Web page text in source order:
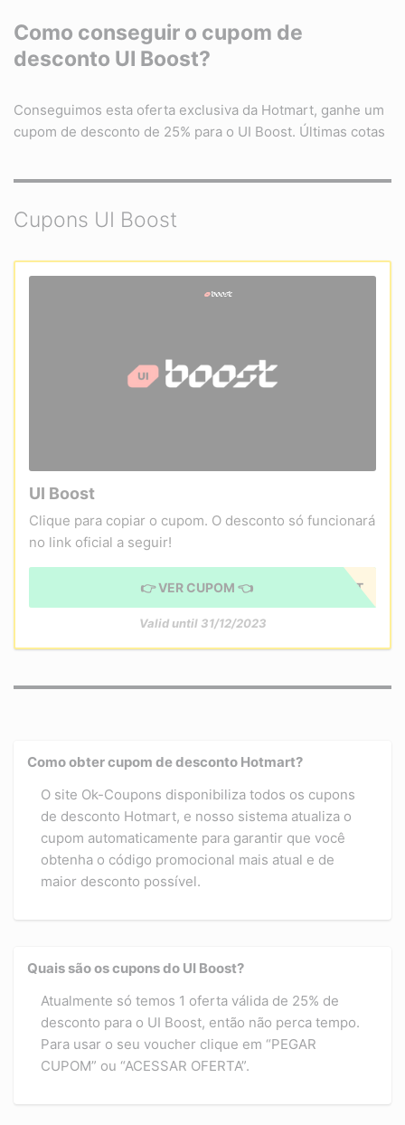
Como conseguir o cupom de
desconto UI Boost?
Conseguimos esta oferta exclusiva da Hotmart, ganhe um
cupom de desconto de 25% para o UI Boost. Últimas cotas
Cupons UI Boost
UI Boost
Clique para copiar o cupom. O desconto só funcionará
no link oficial a seguir!
5%BOOST
👉 VER CUPOM 👈
Valid until 31/12/2023
Como obter cupom de desconto Hotmart?
O site Ok-Coupons disponibiliza todos os cupons
de desconto Hotmart, e nosso sistema atualiza o
cupom automaticamente para garantir que você
obtenha o código promocional mais atual e de
maior desconto possível.
Quais são os cupons do UI Boost?
Atualmente só temos 1 oferta válida de 25% de
desconto para o UI Boost, então não perca tempo.
Para usar o seu voucher clique em “PEGAR
CUPOM” ou “ACESSAR OFERTA”.